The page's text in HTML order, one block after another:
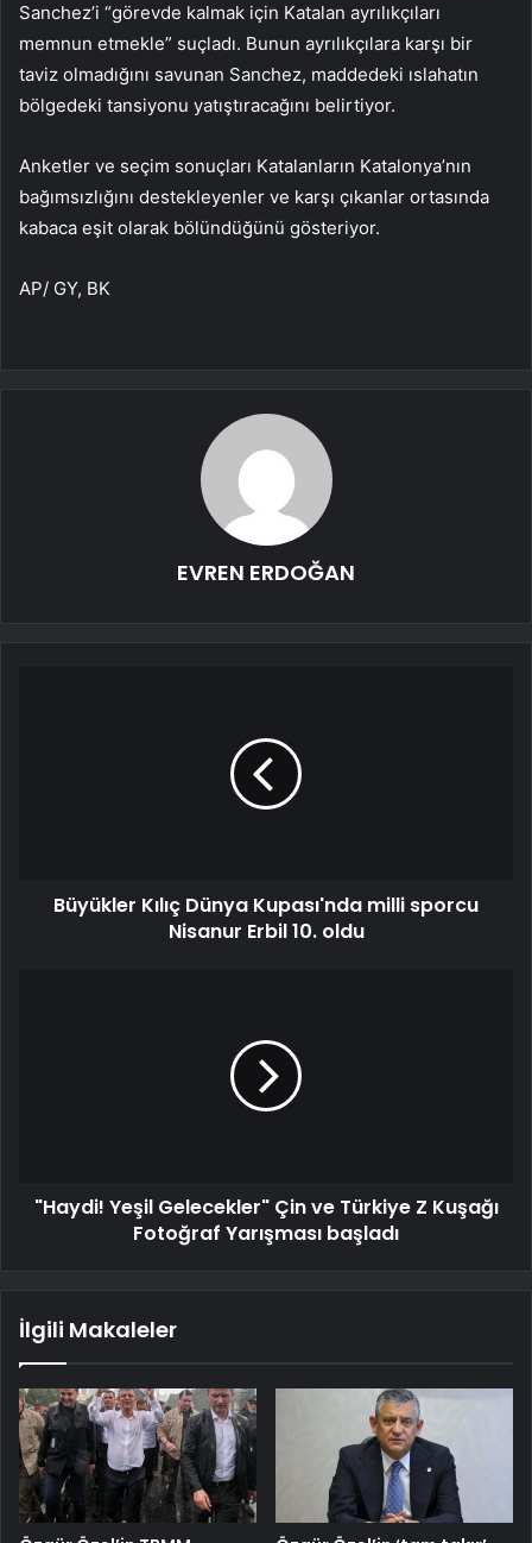
Sanchez’i “görevde kalmak için Katalan ayrılıkçıları
memnun etmekle” suçladı. Bunun ayrılıkçılara karşı bir
taviz olmadığını savunan Sanchez, maddedeki ıslahatın
bölgedeki tansiyonu yatıştıracağını belirtiyor.
Anketler ve seçim sonuçları Katalanların Katalonya’nın
bağımsızlığını destekleyenler ve karşı çıkanlar ortasında
kabaca eşit olarak bölündüğünü gösteriyor.
AP/ GY, BK
EVREN ERDOĞAN
Büyükler Kılıç Dünya Kupası'nda milli sporcu
Nisanur Erbil 10. oldu
"Haydi! Yeşil Gelecekler" Çin ve Türkiye Z Kuşağı
Fotoğraf Yarışması başladı
İlgili Makaleler